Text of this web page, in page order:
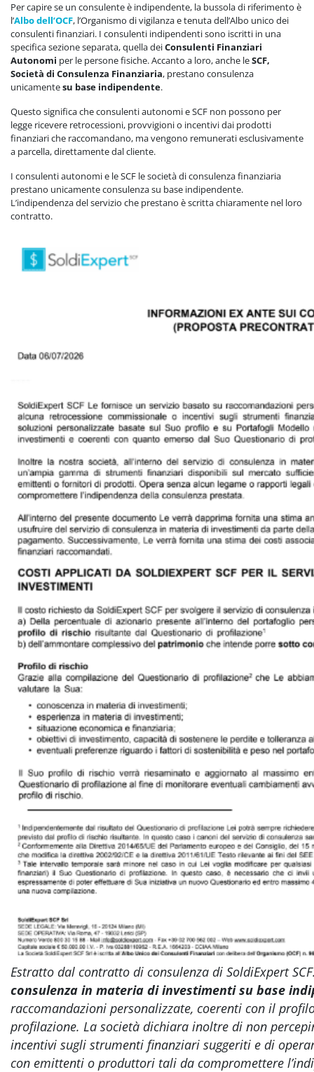
Per capire se un consulente è indipendente, la bussola di riferimento è
l’Albo dell’OCF, l’Organismo di vigilanza e tenuta dell’Albo unico dei
consulenti finanziari. I consulenti indipendenti sono iscritti in una
specifica sezione separata, quella deiConsulenti Finanziari
Autonomi per le persone fisiche. Accanto a loro, anche leSCF,
Società di Consulenza Finanziaria, prestano consulenza
unicamentesu base indipendente.
Questo significa che consulenti autonomi e SCF non possono per
legge ricevere retrocessioni, provvigioni o incentivi dai prodotti
finanziari che raccomandano, ma vengono remunerati esclusivamente
a parcella, direttamente dal cliente.
I consulenti autonomi e le SCF le società di consulenza finanziaria
prestano unicamente consulenza su base indipendente.
L’indipendenza del servizio che prestano è scritta chiaramente nel loro
contratto.
Estratto dal contratto di consulenza di SoldiExpert
consulenza in materia di investimenti su base
raccomandazioni personalizzate, coerenti con il
profilazione. La società dichiara inoltre di non
incentivi sugli strumenti finanziari suggeriti e di
con emittenti o produttori tali da compromettere